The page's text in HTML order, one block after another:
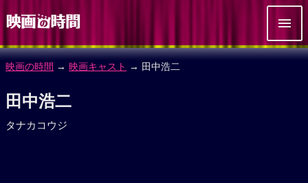
映画の時間 → 映画キャスト → 田中浩二
田中浩二
タナカコウジ